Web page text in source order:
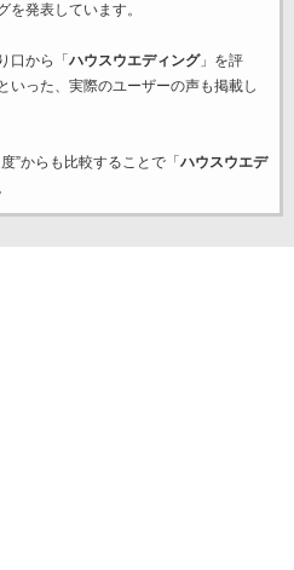
を発表しています。
口から「 ハウスウエディング」を評
いった、実際のユーザーの声も掲載し
”からも比較することで「 ハウスウエデ